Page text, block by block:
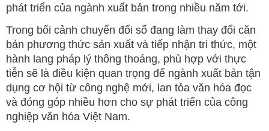
phát triển của ngành xuất bản trong nhiều năm tới.
Trong bối cảnh chuyển đổi số đang làm thay đổi căn
bản phương thức sản xuất và tiếp nhận tri thức, một
hành lang pháp lý thông thoáng, phù hợp với thực
tiễn sẽ là điều kiện quan trọng để ngành xuất bản tận
dụng cơ hội từ công nghệ mới, lan tỏa văn hóa đọc
và đóng góp nhiều hơn cho sự phát triển của công
nghiệp văn hóa Việt Nam.